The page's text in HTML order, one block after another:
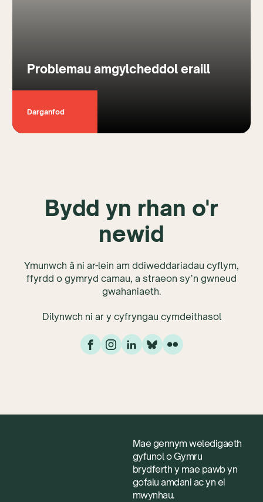
Problemau amgylcheddol eraill
Darganfod
Bydd yn rhan o'r
newid
Ymunwch â ni ar-lein am ddiweddariadau cyflym,
ffyrdd o gymryd camau, a straeon sy’n gwneud
gwahaniaeth.
Dilynwch ni ar y cyfryngau cymdeithasol
Mae gennym weledigaeth
gyfunol o Gymru
brydferth y mae pawb yn
gofalu amdani ac yn ei
mwynhau.